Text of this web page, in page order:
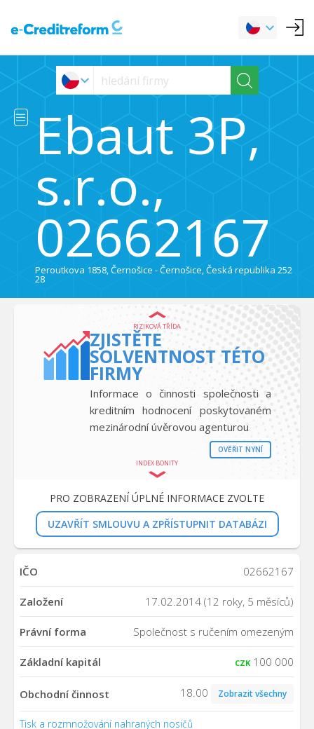
Ebaut 3P,
s.r.o.,
02662167
Peroutkova 1858, Černošice - Černošice, Česká republika 252
28
RIZIKOVÁ TŘÍDA
ZJISTĚTE
SOLVENTNOST TÉTO
FIRMY
Informace o činnosti společnosti a
kreditním hodnocení poskytovaném
mezinárodní úvěrovou agenturou
OVĚŘIT NYNÍ
INDEX BONITY
PRO ZOBRAZENÍ ÚPLNÉ INFORMACE ZVOLTE
UZAVŘÍT SMLOUVU A ZPŘÍSTUPNIT DATABÁZI
IČO 02662167
Založení 17.02.2014 (12 roky, 5 měsíců)
Právní forma Společnost s ručením omezeným
Základní kapitál CZK 100 000
Obchodní činnost 18.00 Zobrazit všechny
Tisk a rozmnožování nahraných nosičů